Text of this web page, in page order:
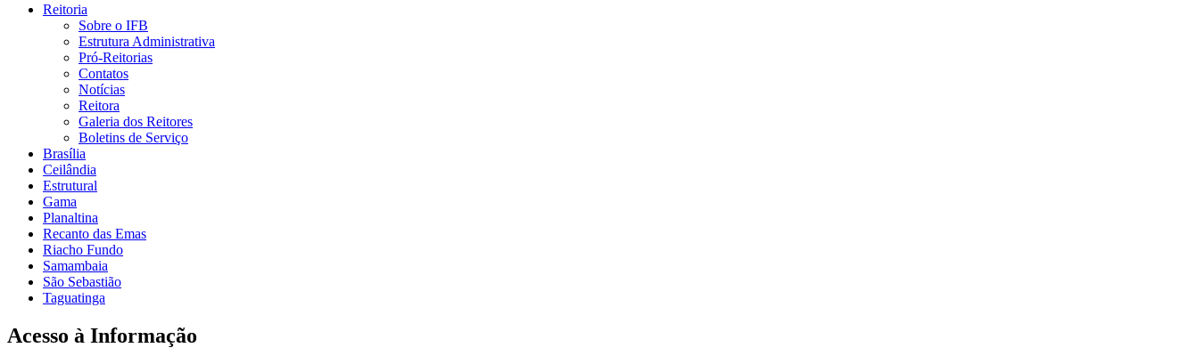
Reitoria
Sobre o IFB
Estrutura Administrativa
Pró-Reitorias
Contatos
Notícias
Reitora
Galeria dos Reitores
Boletins de Serviço
Brasília
Ceilândia
Estrutural
Gama
Planaltina
Recanto das Emas
Riacho Fundo
Samambaia
São Sebastião
Taguatinga
Acesso à Informação